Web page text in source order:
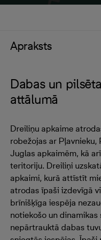
Apraksts
Dabas un
attālumā
Dreiliņu apkaime
robežojas ar
Juglas apkaimēm, kā
teritoriju. Dreiliņi
apkaimi, kurā attīstīt
atrodas īpaši izdevīgā
brīnišķīga iespēja
notiekošo un
nepārtrauktā dabas